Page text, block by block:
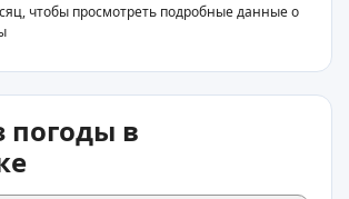
чтобы просмотреть подробные данные о
погоды в